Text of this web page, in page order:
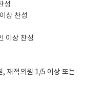
성
상 찬성
이상 찬성
재적의원 1/5 이상 또는